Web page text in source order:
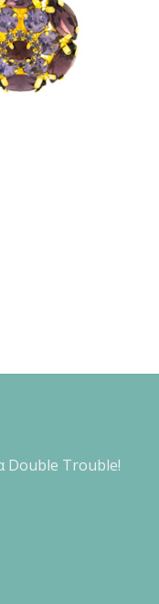
Double Trouble!